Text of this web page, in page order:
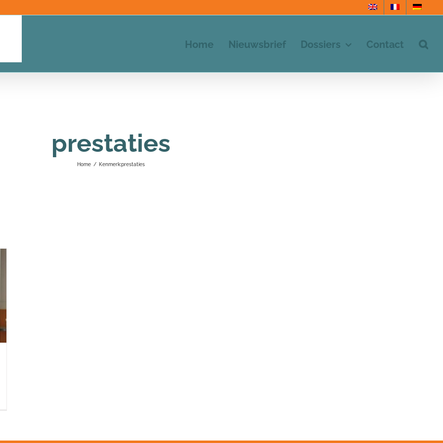
Home Nieuwsbrief Dossiers Contact
prestaties
Home / Kenmerk:prestaties